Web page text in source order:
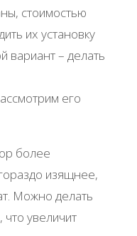
стоимостью
их установку
вариант – делать
его
более
изящнее,
Можно делать
увеличит